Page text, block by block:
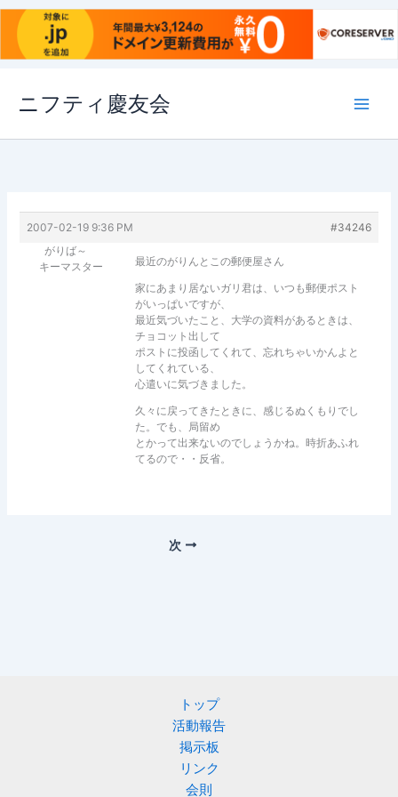
ス
ニフティ慶友会
2007-02-19 9:36 PM
#34246
がりば～
キーマスター
最近のがりんとこの郵便屋さん
家にあまり居ないガリ君は、いつも郵便ポスト
がいっぱいですが、
最近気づいたこと、大学の資料があるときは、
チョコット出して
ポストに投函してくれて、忘れちゃいかんよと
してくれている、
心遣いに気づきました。
久々に戻ってきたときに、感じるぬくもりでし
た。でも、局留め
とかって出来ないのでしょうかね。時折あふれ
てるので・・反省。
次
トップ
活動報告
掲示板
リンク
会則